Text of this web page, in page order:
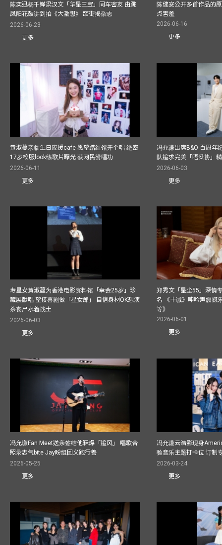
陈奕迅杨千嬅梁汉文「华星三宝」同车密友 由跳
凤阳花鼓讲到拍《大激想》 踎街揭杂志
2026-06-23
更多
陈健安公开多首作品的
点害羞
2026-06-16
更多
黄淑蔓亲临生日应援cafe 愿望踏红馆开个唱 绝密
17岁校服look练歌片曝光 获网民赞唱功
2026-06-11
更多
冯允谦出席B&O 百周年
队追求完美「唔妥协」
2026-06-03
更多
寿星女黄淑蔓为香港电影资料馆「幸会25岁」珍
藏展献唱 望接喜剧做「星女郎」 自信身材OK想演
杀丧尸水着战士
2026-06-03
更多
郑秀文「星尘55」深情
名 《十诫》呻吟声震撼
等》
2026-06-01
更多
冯允谦Fan Meet送亲签结他冧爆「追风」 唱歌合
照录志气bite Jay盼组团义跑行善
2026-05-25
更多
冯允谦云浩影现身
验音乐主题打卡位 订制
2026-03-24
更多